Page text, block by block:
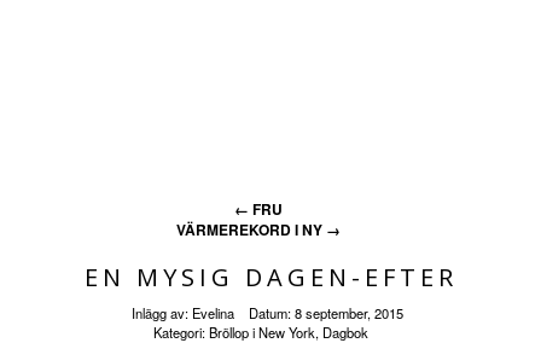
← FRU
VÄRMEREKORD I NY →
EN MYSIG DAGEN-EFTER
Inlägg av: Evelina Datum:8 september, 2015
Kategori:Bröllop i New York, Dagbok